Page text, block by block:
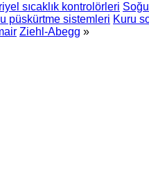
sıcaklık kontrolörleri
püskürtme sistemleri Kuru
Ziehl-Abegg »